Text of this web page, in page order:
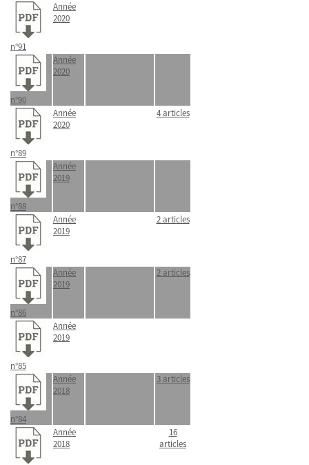
n°91
Année
2020
n°90
Année
2020
n°89
Année
2020
4 articles
n°88
Année
2019
n°87
Année
2019
2 articles
n°86
Année
2019
2 articles
n°85
Année
2019
n°84
Année
2018
3 articles
Année
2018
16
articles